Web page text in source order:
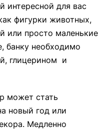
интересной для вас
фигурки животных,
или просто маленькие
банку необходимо
глицерином и
может стать
новый год или
Медленно